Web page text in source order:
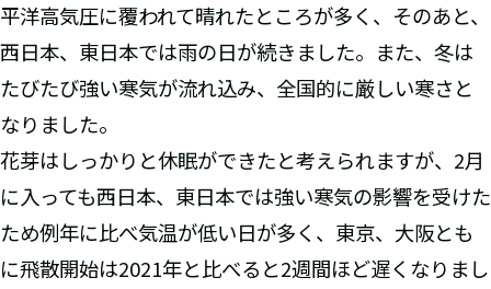
平洋高気圧に覆われて晴れたところが多く、そのあと、
西日本、東日本では雨の日が続きました。また、冬は
たびたび強い寒気が流れ込み、全国的に厳しい寒さと
なりました。
花芽はしっかりと休眠ができたと考えられますが、2月
に入っても西日本、東日本では強い寒気の影響を受けた
ため例年に比べ気温が低い日が多く、東京、大阪とも
に飛散開始は2021年と比べると2週間ほど遅くなりまし